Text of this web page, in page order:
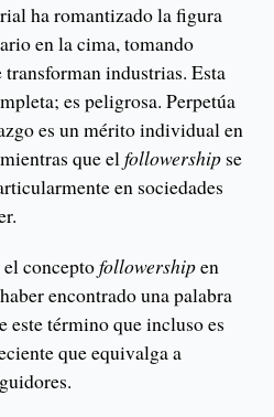
ha romantizado la figura
en la cima, tomando
industrias. Esta
es peligrosa. Perpetúa
es un mérito individual en
que elfollowership se
en sociedades
conceptofollowershipen
encontrado una palabra
este término que incluso es
que equivalga a